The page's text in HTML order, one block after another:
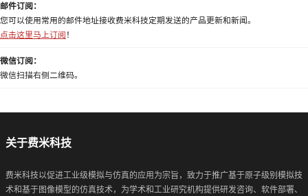
邮件订阅：
您可以使用常用的邮件地址接收费米科技定期发送的产品更新和新闻。
点击这里马上订阅 ！
微信订阅：
微信扫描右侧二维码。
关于费米科技
费米科技以促进工业级模拟与仿真的应用为宗旨，致力于推广基于原子级别模拟技
术和基于图像模型的仿真技术，为学术和工业研究机构提供研发咨询、软件部署、